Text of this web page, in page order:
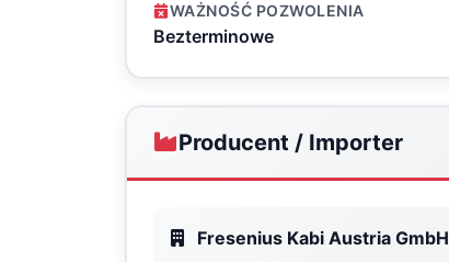
WAŻNOŚĆ POZWOLENIA
Bezterminowe
Producent / Importer
Fresenius Kabi Austria GmbH